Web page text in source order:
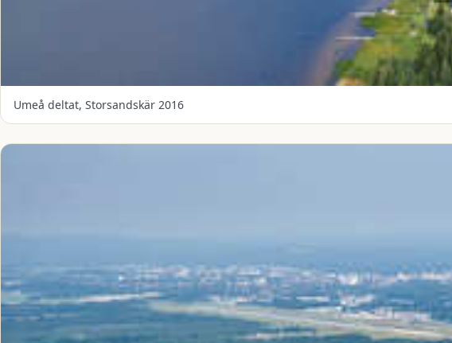
Umeå deltat, Storsandskär 2016